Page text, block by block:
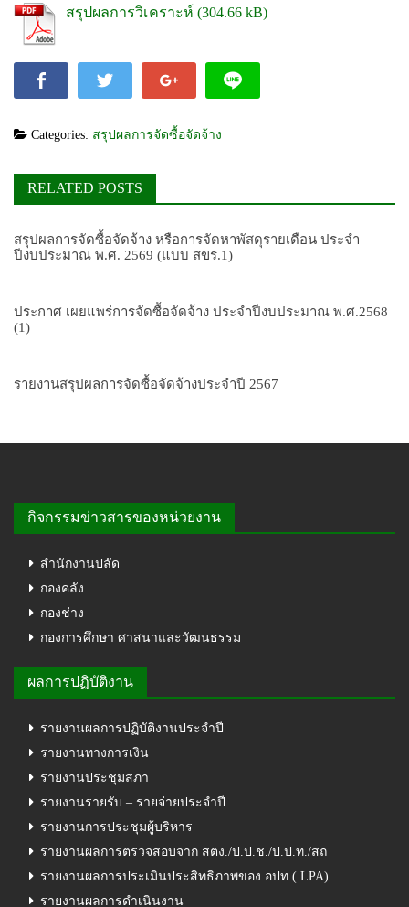
สรุปผลการวิเคราะห์
Categories: สรุปผลการจัดซื้อจัดจ้าง
RELATED POSTS
สรุปผลการจัดซื้อจัดจ้าง หรือการจัดหาพัสดุรายเดือน ประจำ
ปีงบประมาณ พ.ศ. 2569 (แบบ สขร.1)
ประกาศ เผยแพร่การจัดซื้อจัดจ้าง ประจำปีงบประมาณ พ.ศ.2568
(1)
รายงานสรุปผลการจัดซื้อจัดจ้างประจำปี 2567
กิจกรรมข่าวสารของหน่วยงาน
สำนักงานปลัด
กองคลัง
กองช่าง
กองการศึกษา ศาสนาและวัฒนธรรม
ผลการปฏิบัติงาน
รายงานผลการปฏิบัติงานประจำปี
รายงานทางการเงิน
รายงานประชุมสภา
รายงานรายรับ – รายจ่ายประจำปี
รายงานการประชุมผู้บริหาร
รายงานผลการตรวจสอบจาก สตง./ป.ป.ช./ป.ป.ท./สถ
รายงานผลการประเมินประสิทธิภาพของ อปท.( LPA)
รายงานผลการดำเนินงาน